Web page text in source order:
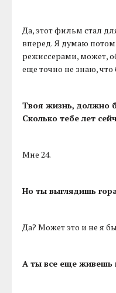
Да, этот фильм стал
вперед. Я думаю
режиссерами, может,
еще точно не знаю,
Твоя жизнь, должно
Сколько тебе лет
Мне 24.
Но ты выглядишь
Да? Может это и не я
А ты все еще живешь